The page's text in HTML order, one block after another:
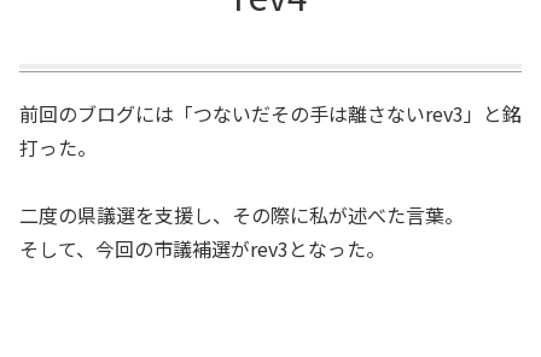
前回のブログには「つないだその手は離さないrev3」と銘
打った。
二度の県議選を支援し、その際に私が述べた言葉。
そして、今回の市議補選がrev3となった。